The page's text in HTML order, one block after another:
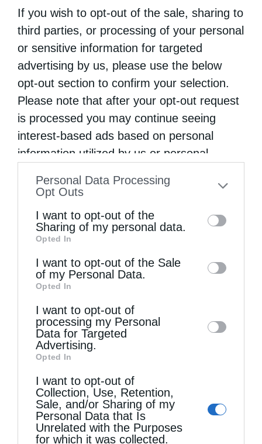
If you wish to opt-out of the sale, sharing to
third parties, or processing of your personal
or sensitive information for targeted
advertising by us, please use the below
opt-out section to confirm your selection.
Please note that after your opt-out request
is processed you may continue seeing
interest-based ads based on personal
information utilized by us or personal
to your opt-out. You may separately opt-out
information by third parties on the IAB’s list
of downstream participants. This
information may also be disclosed by us to
third parties on theIAB’s List of
Downstream Participants
disclose it to other third parties.
Personal Data Processing
Opt Outs
I want to opt-out of the
Sharing of my personal data.
Opted In
I want to opt-out of the Sale
of my Personal Data.
Opted In
I want to opt-out of
processing my Personal
Data for Targeted
Advertising.
Opted In
I want to opt-out of
Collection, Use, Retention,
Sale, and/or Sharing of my
Personal Data that Is
Unrelated with the Purposes
for which it was collected.
Τελευταία άρθρα
Η LEROY MERLIN στηρίζει τον Ελληνικό Ερυθρό
Σταυρό με δωρεά επιχειρησιακού εξοπλισμού για
την αντιμετώπιση των καταστροφικών
Η “Κιβωτός της Ορθοδοξίας” σε όλα τα περίπτερα